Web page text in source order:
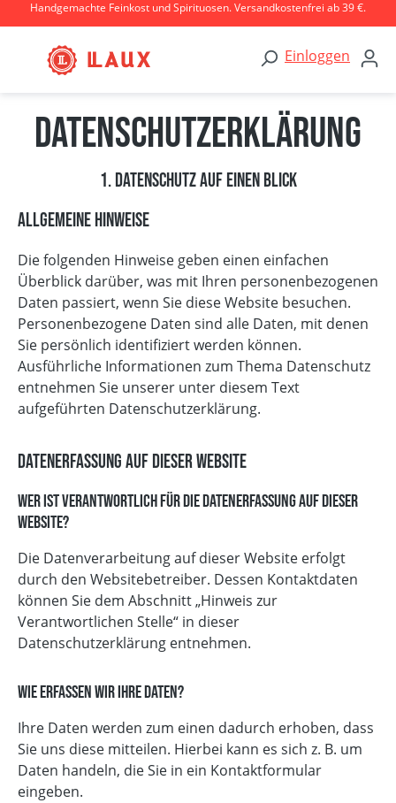
Zum Hauptinhalt springen
Handgemachte Feinkost und Spirituosen. Versandkostenfrei ab 39 €.
Einloggen
Datenschutz­erklärung
1. Datenschutz auf einen Blick
Allgemeine Hinweise
Die folgenden Hinweise geben einen einfachen
Überblick darüber, was mit Ihren personenbezogenen
Daten passiert, wenn Sie diese Website besuchen.
Personenbezogene Daten sind alle Daten, mit denen
Sie persönlich identifiziert werden können.
Ausführliche Informationen zum Thema Datenschutz
entnehmen Sie unserer unter diesem Text
aufgeführten Datenschutzerklärung.
Datenerfassung auf dieser Website
Wer ist verantwortlich für die Datenerfassung auf dieser
Website?
Die Datenverarbeitung auf dieser Website erfolgt
durch den Websitebetreiber. Dessen Kontaktdaten
können Sie dem Abschnitt „Hinweis zur
Verantwortlichen Stelle“ in dieser
Datenschutzerklärung entnehmen.
Wie erfassen wir Ihre Daten?
Ihre Daten werden zum einen dadurch erhoben, dass
Sie uns diese mitteilen. Hierbei kann es sich z. B. um
Daten handeln, die Sie in ein Kontaktformular
eingeben.